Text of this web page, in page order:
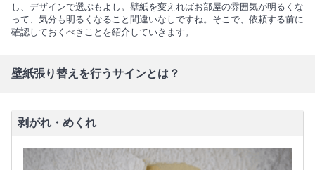
し、デザインで選ぶもよし。壁紙を変えればお部屋の雰囲気が明るくな
って、気分も明るくなること間違いなしですね。そこで、依頼する前に
確認しておくべきことを紹介していきます。
壁紙張り替えを行うサインとは？
剥がれ・めくれ